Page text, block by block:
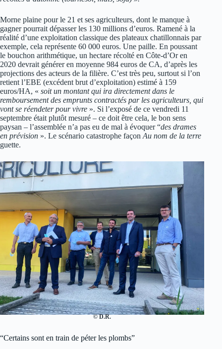
Morne plaine pour le 21 et ses agriculteurs, dont le manque à
gagner pourrait dépasser les 130 millions d’euros. Ramené à la
réalité d’une exploitation classique des plateaux chatillonnais par
exemple, cela représente 60 000 euros. Une paille. En poussant
le bouchon arithmétique, un hectare récolté en Côte-d’Or en
2020 devrait générer en moyenne 984 euros de CA, d’après les
projections des acteurs de la filière. C’est très peu, surtout si l’on
retient l’EBE (excédent brut d’exploitation) estimé à 159
euros/HA, « soit un montant qui ira directement dans le
remboursement des emprunts contractés par les agriculteurs, qui
vont se réendeter pour vivre ». Si l’exposé de ce vendredi 11
septembre était plutôt mesuré – ce doit être cela, le bon sens
paysan – l’assemblée n’a pas eu de mal à évoquer “des drames
en prévision ». Le scénario catastrophe façon Au nom de la terre
guette.
© D.R.
“Certains sont en train de péter les plombs”